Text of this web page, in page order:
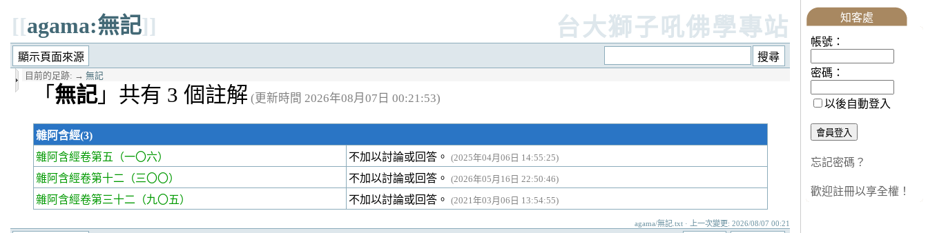
[[agama:無記]] 台大獅子吼佛學專站
目前的足跡: → 無記
「 無記」共有 3 個註解 (更新時間 2026年08月07日 00:21:53)
雜阿含經(3)
雜阿含經卷第五
（一〇六） 不加以討論或回答。 (2025年04月06日 14:55:25)
雜阿含經卷第十二 （三〇〇） 不加以討論或回答。 (2026年05月16日 22:50:46)
雜阿含經卷第三十二 （九〇五） 不加以討論或回答。 (2021年03月06日 13:54:55)
agama/無記.txt · 上一次變更: 2026/08/07 00:21
知客處
帳號：
密碼：
以後自動登入
忘記密碼？
歡迎註冊以享全權！